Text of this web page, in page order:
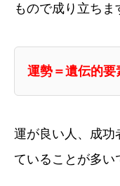
もので成り立ちま
運勢＝遺伝的
運が良い人、成功
ていることが多い